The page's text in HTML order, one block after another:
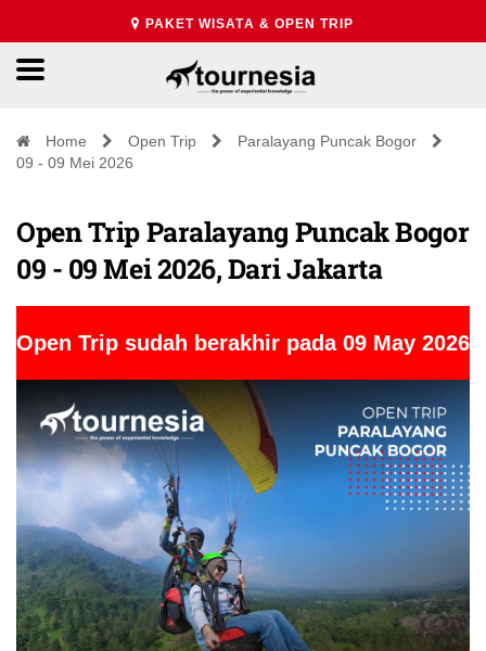
PAKET WISATA & OPEN TRIP
Home Open Trip
Paralayang Puncak Bogor
09 - 09 Mei 2026
Open Trip Paralayang Puncak Bogor
09 - 09 Mei 2026, Dari Jakarta
Open Trip sudah berakhir pada 09 May 2026